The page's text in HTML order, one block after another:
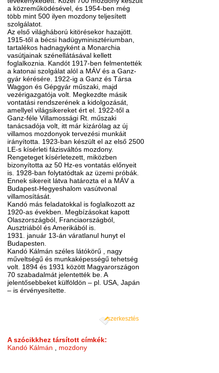
a közreműködésével, és 1954-ben még
több mint 500 ilyen mozdony teljesített
szolgálatot.
Az első világháború kitörésekor hazajött.
1915-től a bécsi hadügyminisztériumban,
tartalékos hadnagyként a Monarchia
vasútjainak szénellátásával kellett
foglalkoznia. Kandót 1917-ben felmentették
a katonai szolgálat alól a MÁV és a Ganz-
gyár kérésére. 1922-ig a Ganz és Társa
Waggon és Gépgyár műszaki, majd
vezérigazgatója volt. Megkezdte másik
vontatási rendszerének a kidolgozását,
amellyel világsikereket ért el. 1922-től a
Ganz-féle Villamossági Rt. műszaki
tanácsadója volt, itt már kizárólag az új
villamos mozdonyok tervezési munkáit
irányította. 1923-ban készült el az első 2500
LE-s kísérleti fázisváltós mozdony.
Rengeteget kísérletezett, miközben
bizonyította az 50 Hz-es vontatás előnyeit
is. 1928-ban folytatódtak az üzemi próbák.
Ennek sikereit látva határozta el a MÁV a
Budapest-Hegyeshalom vasútvonal
villamosítását.
Kandó más feladatokkal is foglalkozott az
1920-as években. Megbízásokat kapott
Olaszországból, Franciaországból,
Ausztriából és Amerikából is.
1931. január 13-án váratlanul hunyt el
Budapesten.
Kandó Kálmán széles látókörű , nagy
műveltségű és munkaképességű tehetség
volt. 1894 és 1931 között Magyarországon
70 szabadalmát jelentették be. A
jelentősebbeket külföldön – pl. USA, Japán
– is érvényesítette.
szerkesztés
A szócikkhez társított címkék:
Kandó Kálmán , mozdony